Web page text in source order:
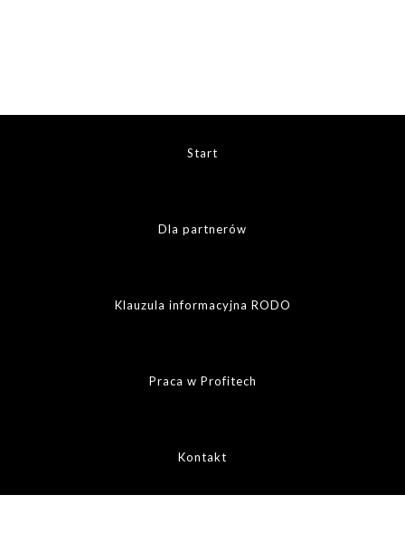
Start
Dla partnerów
Klauzula informacyjna RODO
Praca w Profitech
Kontakt